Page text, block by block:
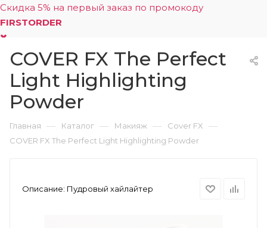
Скидка 5% на первый заказ по промокоду
FIRSTORDER
0
COVER FX The Perfect
Light Highlighting
Powder
Главная — Каталог — Макияж — Cover FX —
COVER FX The Perfect Light Highlighting Powder
Описание: Пудровый хайлайтер